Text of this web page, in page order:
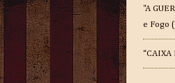
"A
e Fogo
“CAIXA